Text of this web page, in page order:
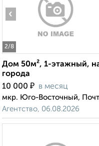
2/8
‹
Дом 50м², 1-этажный,
города
10 000 ₽ в месяц
мкр. Юго-Восточный,
Агентство, 06.08.2026